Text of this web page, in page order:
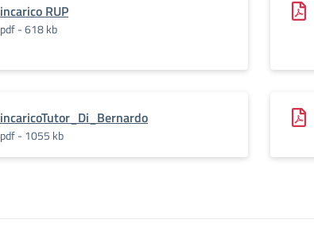
incarico RUP
pdf - 618 kb
incaricoTutor_Di_Bernardo
pdf - 1055 kb